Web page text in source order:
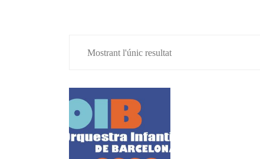
Mostrant l'únic resultat